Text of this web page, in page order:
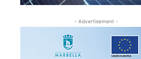
- Advertisement -